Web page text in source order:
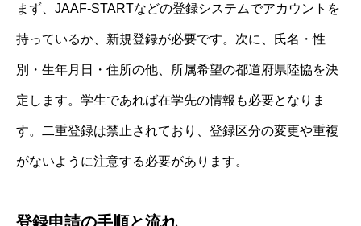
まず、JAAF-STARTなどの登録システムでアカウントを
持っているか、新規登録が必要です。次に、氏名・性
別・生年月日・住所の他、所属希望の都道府県陸協を決
定します。学生であれば在学先の情報も必要となりま
す。二重登録は禁止されており、登録区分の変更や重複
がないように注意する必要があります。
登録申請の手順と流れ